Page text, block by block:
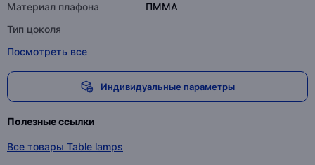
Материал плафона
ПММА
Тип цоколя
Посмотреть все
Индивидуальные параметры
Полезные ссылки
Все товары Table lamps